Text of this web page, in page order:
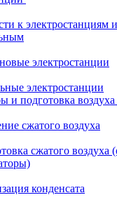
к электростанциям
электростанции
электростанции
и подготовка воздуха
сжатого воздуха
сжатого воздуха
конденсата